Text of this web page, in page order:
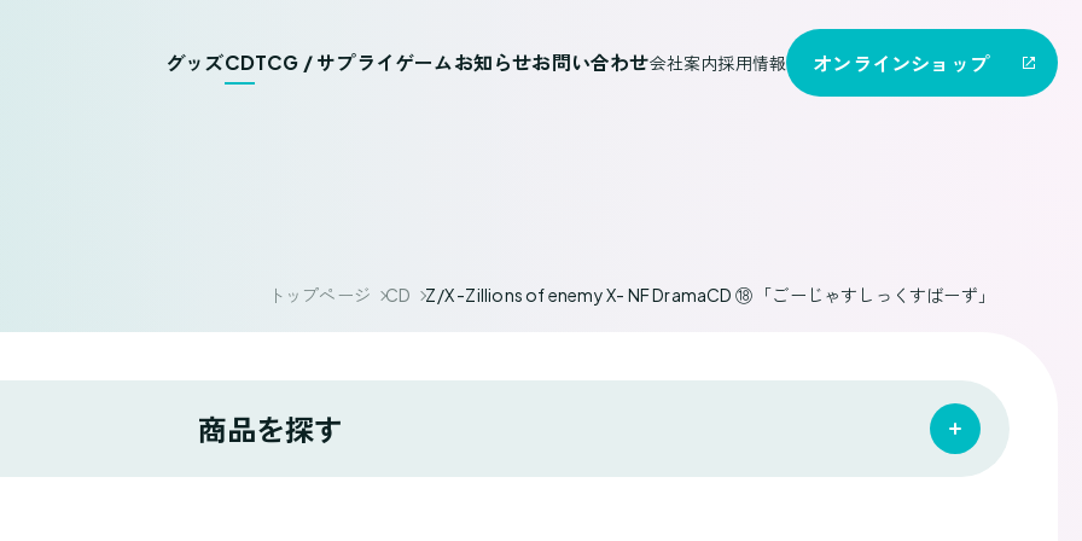
グッズCDTCG / サプライゲームお知らせお問い合わせ会社案内採用情報 オンラインショップ
トップページ CD Z/X -Zillions of enemy X- NF DramaCD ⑱ 「ごーじゃすしっくすばーず」
商品を探す